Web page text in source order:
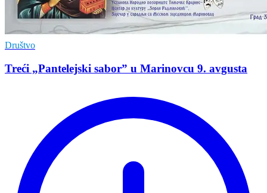
Društvo
Treći „Pantelejski sabor” u Marinovcu 9. avgusta